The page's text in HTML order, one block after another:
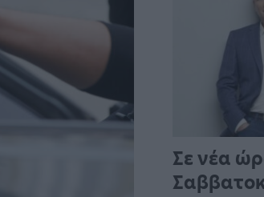
Σε νέα